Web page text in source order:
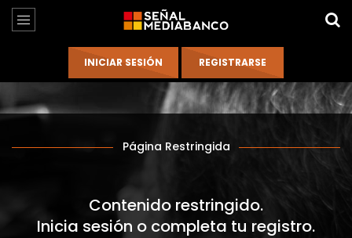
Página Restringida
Contenido restringido.
Inicia sesión o completa tu registro.